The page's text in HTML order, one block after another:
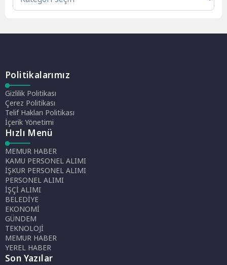
Politikalarımız
Gizlilik Politikası
Çerez Politikası
Telif Hakları Politikası
İçerik Yönetimi
Hızlı Menü
MEMUR HABER
KAMU PERSONEL ALIMI
İŞKUR PERSONEL ALIMI
PERSONEL ALIMI
İŞÇİ ALIMI
BELEDİYE
EKONOMİ
GÜNDEM
TEKNOLOJİ
MEMUR HABER
YEREL HABER
Son Yazılar